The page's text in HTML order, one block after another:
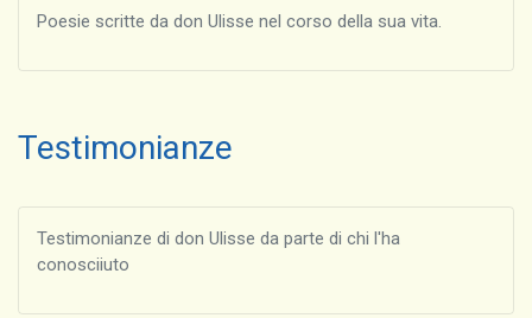
Poesie scritte da don Ulisse nel corso della sua vita.
Testimonianze
Testimonianze di don Ulisse da parte di chi l'ha
conosciiuto